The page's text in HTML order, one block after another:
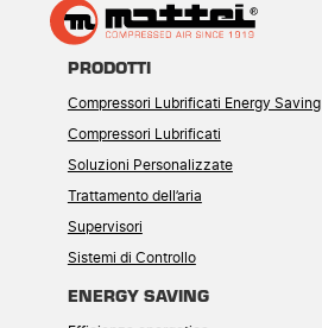
PRODOTTI
Compressori Lubrificati Energy Saving
Compressori Lubrificati
Soluzioni Personalizzate
Trattamento dell’aria
Supervisori
Sistemi di Controllo
ENERGY SAVING